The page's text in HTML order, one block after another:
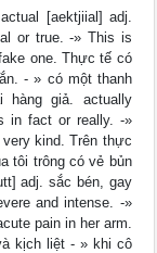
[aektjiial] adj.
or true. -» This is
one. Thực tế có
- » có một thanh
giả. actually
in fact or really. -»
very kind. Trên thực
tôi trông có vẻ bủn
adj. sắc bén, gay
and intense. -»
pain in her arm.
kịch liệt - » khi cô